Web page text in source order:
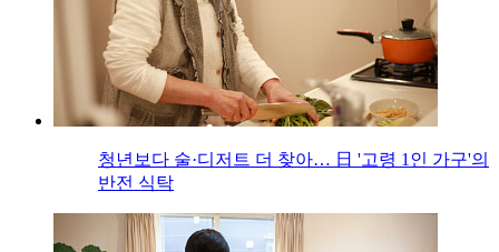
청년보다 술·디저트 더 찾아… 日 '고령 1인 가구'의
반전 식탁